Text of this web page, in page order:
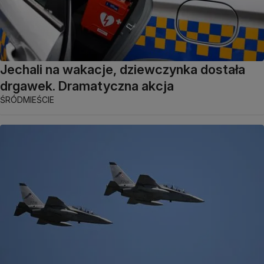
Jechali na wakacje, dziewczynka dostała
drgawek. Dramatyczna akcja
ŚRÓDMIEŚCIE